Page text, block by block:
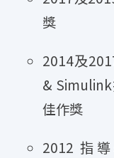
獎
2014及
&
佳作獎
2012 指